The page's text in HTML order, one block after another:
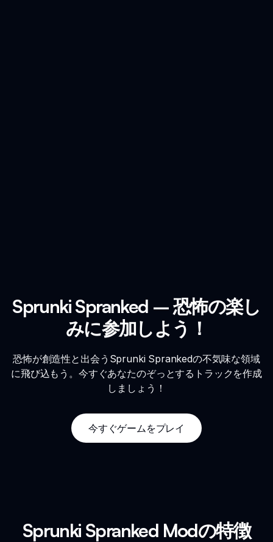
Sprunki Spranked – 恐怖の楽し
みに参加しよう！
恐怖が創造性と出会うSprunki Sprankedの不気味な領域
に飛び込もう。今すぐあなたのぞっとするトラックを作成
しましょう！
今すぐゲームをプレイ
Sprunki Spranked Modの特徴